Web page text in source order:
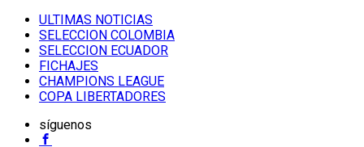
ULTIMAS NOTICIAS
SELECCION COLOMBIA
SELECCION ECUADOR
FICHAJES
CHAMPIONS LEAGUE
COPA LIBERTADORES
síguenos